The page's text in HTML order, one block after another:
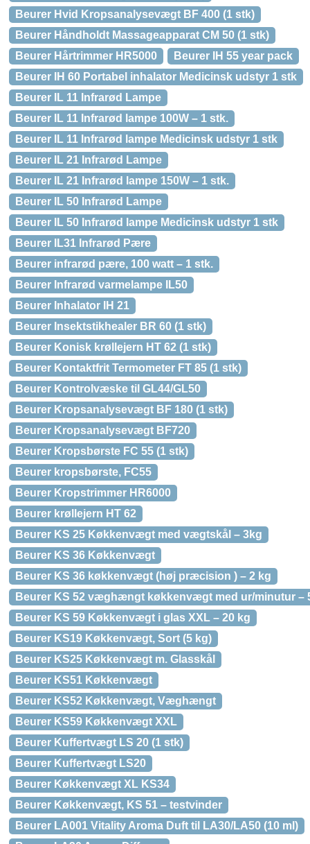
Beurer Hvid Kropsanalysevægt BF 400 (1 stk)
Beurer Håndholdt Massageapparat CM 50 (1 stk)
Beurer Hårtrimmer HR5000
Beurer IH 55 year pack
Beurer IH 60 Portabel inhalator Medicinsk udstyr 1 stk
Beurer IL 11 Infrarød Lampe
Beurer IL 11 Infrarød lampe 100W – 1 stk.
Beurer IL 11 Infrarød lampe Medicinsk udstyr 1 stk
Beurer IL 21 Infrarød Lampe
Beurer IL 21 Infrarød lampe 150W – 1 stk.
Beurer IL 50 Infrarød Lampe
Beurer IL 50 Infrarød lampe Medicinsk udstyr 1 stk
Beurer IL31 Infrarød Pære
Beurer infrarød pære, 100 watt – 1 stk.
Beurer Infrarød varmelampe IL50
Beurer Inhalator IH 21
Beurer Insektstikhealer BR 60 (1 stk)
Beurer Konisk krøllejern HT 62 (1 stk)
Beurer Kontaktfrit Termometer FT 85 (1 stk)
Beurer Kontrolvæske til GL44/GL50
Beurer Kropsanalysevægt BF 180 (1 stk)
Beurer Kropsanalysevægt BF720
Beurer Kropsbørste FC 55 (1 stk)
Beurer kropsbørste, FC55
Beurer Kropstrimmer HR6000
Beurer krøllejern HT 62
Beurer KS 25 Køkkenvægt med vægtskål – 3kg
Beurer KS 36 Køkkenvægt
Beurer KS 36 køkkenvægt (høj præcision ) – 2 kg
Beurer KS 52 væghængt køkkenvægt med ur/minutur –
Beurer KS 59 Køkkenvægt i glas XXL – 20 kg
Beurer KS19 Køkkenvægt, Sort (5 kg)
Beurer KS25 Køkkenvægt m. Glasskål
Beurer KS51 Køkkenvægt
Beurer KS52 Køkkenvægt, Væghængt
Beurer KS59 Køkkenvægt XXL
Beurer Kuffertvægt LS 20 (1 stk)
Beurer Kuffertvægt LS20
Beurer Køkkenvægt XL KS34
Beurer Køkkenvægt, KS 51 – testvinder
Beurer LA001 Vitality Aroma Duft til LA30/LA50 (10 ml)